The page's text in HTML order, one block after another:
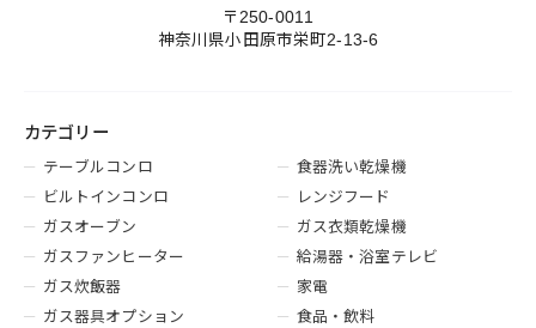
〒250-0011
神奈川県小田原市栄町2-13-6
カテゴリー
テーブルコンロ
ビルトインコンロ
ガスオーブン
ガスファンヒーター
ガス炊飯器
ガス器具オプション
食器洗い乾燥機
レンジフード
ガス衣類乾燥機
給湯器・浴室テレビ
家電
食品・飲料